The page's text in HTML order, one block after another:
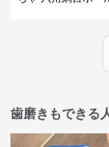
歯磨きもできる